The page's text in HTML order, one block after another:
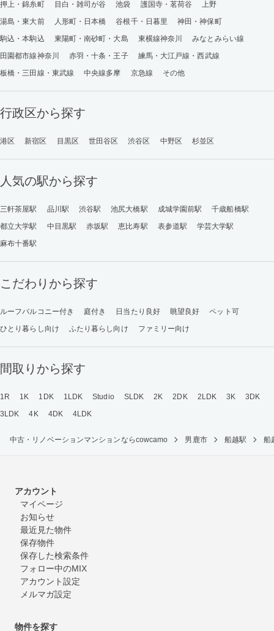
押上・錦糸町
目白・雑司が谷 池袋 護国寺・茗荷谷
上野
湯島・東大前
人形町・日本橋 谷根千・日暮里
神田・神保町
駒込・本駒込
東陽町・南砂町・大島 東横線神奈川
みなとみらい線
田園都市線神奈川
赤羽・十条・王子
練馬・大江戸線・西武線
板橋・三田線・東武線
中央線多摩 京急線 その他
行政区から探す
港区 新宿区 目黒区 世田谷区 渋谷区 中野区 杉並区
人気の駅から探す
三軒茶屋駅 品川駅 渋谷駅 池尻大橋駅 成城学園前駅
千歳船橋駅
都立大学駅
中目黒駅 赤坂駅 恵比寿駅 表参道駅
学芸大学駅
麻布十番駅
こだわりから探す
ルーフバルコニー付き 庭付き 日当たり良好 眺望良好
ペット可
ひとり暮らし向け
ふたり暮らし向け ファミリー向け
間取りから探す
1R 1K 1DK 1LDK Studio SLDK 2K 2DK 2LDK 3K
3DK
3LDK
4K 4DK 4LDK
中古・リノベーションマンションならcowcamo 男鹿市 船越駅 船
アカウント
マイページ
お知らせ
最近見た物件
保存物件
保存した検索条件
フォロー中のMIX
アカウント設定
メルマガ設定
物件を探す